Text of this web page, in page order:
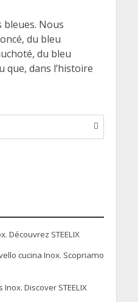
bleues. Nous
du bleu
du bleu
que, dans l’histoire
Découvrez STEELIX
cucina Inox. Scopriamo
Discover STEELIX